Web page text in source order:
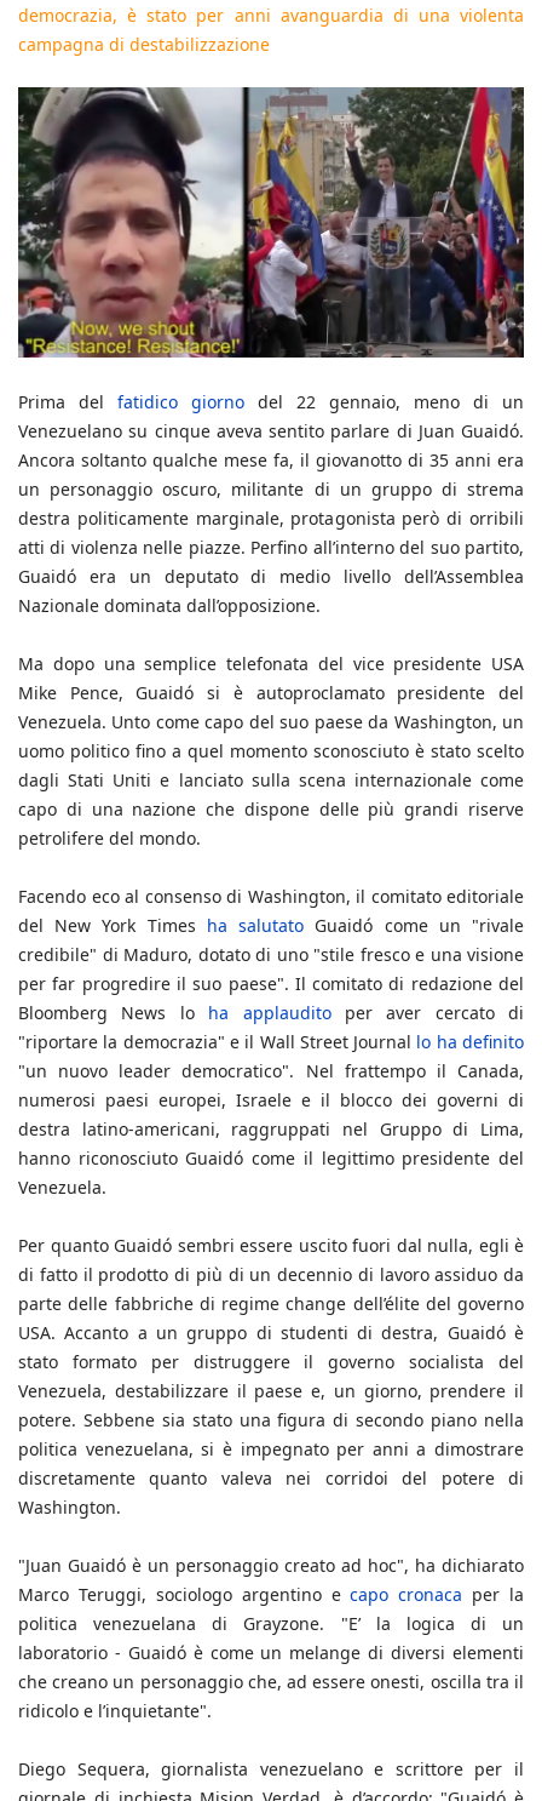
democrazia, è stato per anni avanguardia di una violenta
campagna di destabilizzazione
Prima del fatidico giorno del 22 gennaio, meno di un
Venezuelano su cinque aveva sentito parlare di Juan Guaidó.
Ancora soltanto qualche mese fa, il giovanotto di 35 anni era
un personaggio oscuro, militante di un gruppo di strema
destra politicamente marginale, protagonista però di orribili
atti di violenza nelle piazze. Perfino all’interno del suo partito,
Guaidó era un deputato di medio livello dell’Assemblea
Nazionale dominata dall’opposizione.
Ma dopo una semplice telefonata del vice presidente USA
Mike Pence, Guaidó si è autoproclamato presidente del
Venezuela. Unto come capo del suo paese da Washington, un
uomo politico fino a quel momento sconosciuto è stato scelto
dagli Stati Uniti e lanciato sulla scena internazionale come
capo di una nazione che dispone delle più grandi riserve
petrolifere del mondo.
Facendo eco al consenso di Washington, il comitato editoriale
del New York Times ha salutato Guaidó come un "rivale
credibile" di Maduro, dotato di uno "stile fresco e una visione
per far progredire il suo paese". Il comitato di redazione del
Bloomberg News lo ha applauditoper aver cercato di
"riportare la democrazia" e il Wall Street Journal lo ha definito
"un nuovo leader democratico". Nel frattempo il Canada,
numerosi paesi europei, Israele e il blocco dei governi di
destra latino-americani, raggruppati nel Gruppo di Lima,
hanno riconosciuto Guaidó come il legittimo presidente del
Venezuela.
Per quanto Guaidó sembri essere uscito fuori dal nulla, egli è
di fatto il prodotto di più di un decennio di lavoro assiduo da
parte delle fabbriche di regime change dell’élite del governo
USA. Accanto a un gruppo di studenti di destra, Guaidó è
stato formato per distruggere il governo socialista del
Venezuela, destabilizzare il paese e, un giorno, prendere il
potere. Sebbene sia stato una figura di secondo piano nella
politica venezuelana, si è impegnato per anni a dimostrare
discretamente quanto valeva nei corridoi del potere di
Washington.
"Juan Guaidó è un personaggio creato ad hoc", ha dichiarato
Marco Teruggi, sociologo argentino ecapo cronaca per la
politica venezuelana di Grayzone. "E’ la logica di un
laboratorio - Guaidó è come un melange di diversi elementi
che creano un personaggio che, ad essere onesti, oscilla tra il
ridicolo e l’inquietante".
Diego Sequera, giornalista venezuelano e scrittore per il